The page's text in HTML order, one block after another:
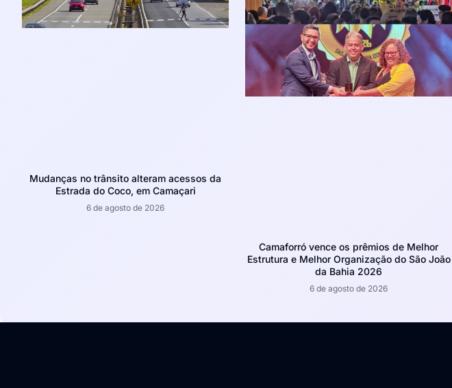
Mudanças no trânsito alteram acessos da
Estrada do Coco, em Camaçari
6 de agosto de 2026
Camaforró vence os prêmios de Melhor
Estrutura e Melhor Organização do São João
da Bahia 2026
6 de agosto de 2026